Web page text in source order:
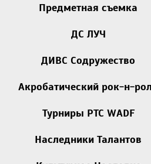
Предметная съемка
ДС ЛУЧ
ДИВС Содружество
Акробатический рок-н-
Турниры РТС WADF
Наследники Талантов